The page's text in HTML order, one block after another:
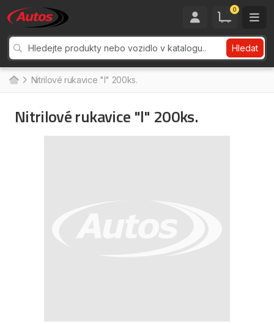
0
Hledat
Nitrilové rukavice "l" 200ks.
Nitrilové rukavice "l" 200ks.